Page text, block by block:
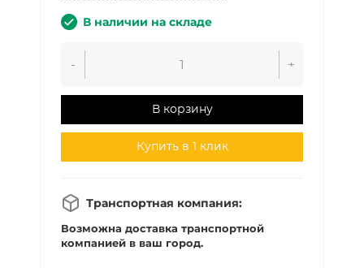
В наличии на складе
- +
В корзину
Купить в 1 клик
Транспортная компания:
Возможна доставка транспортной
компанией в ваш город.